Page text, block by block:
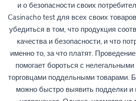
и о безопасности своих
Casinacho test для всех своих
убедиться в том, что продукция
качества и безопасности, и что
именно то, за что платят.
помогает бороться с
торговцами поддельными товарами.
можно быстро выявить подделки и